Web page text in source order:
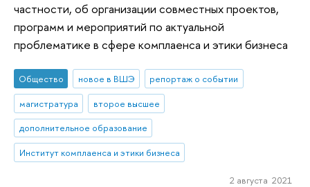
частности, об организации совместных проектов,
программ и мероприятий по актуальной
проблематике в сфере комплаенса и этики бизнеса
Общество новое в ВШЭ
репортаж о событии
магистратура
второе высшее
дополнительное образование
Институт комплаенса и этики бизнеса
2 августа 2021